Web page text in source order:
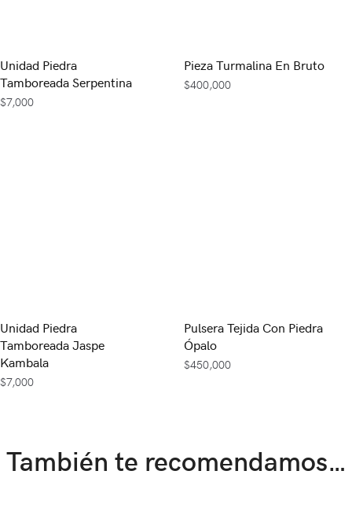
Unidad Piedra
Tamboreada Serpentina
$7,000
Pieza Turmalina En Bruto
$400,000
Unidad Piedra
Tamboreada Jaspe
Kambala
$7,000
Pulsera Tejida Con Piedra
Ópalo
$450,000
También te recomendamos…